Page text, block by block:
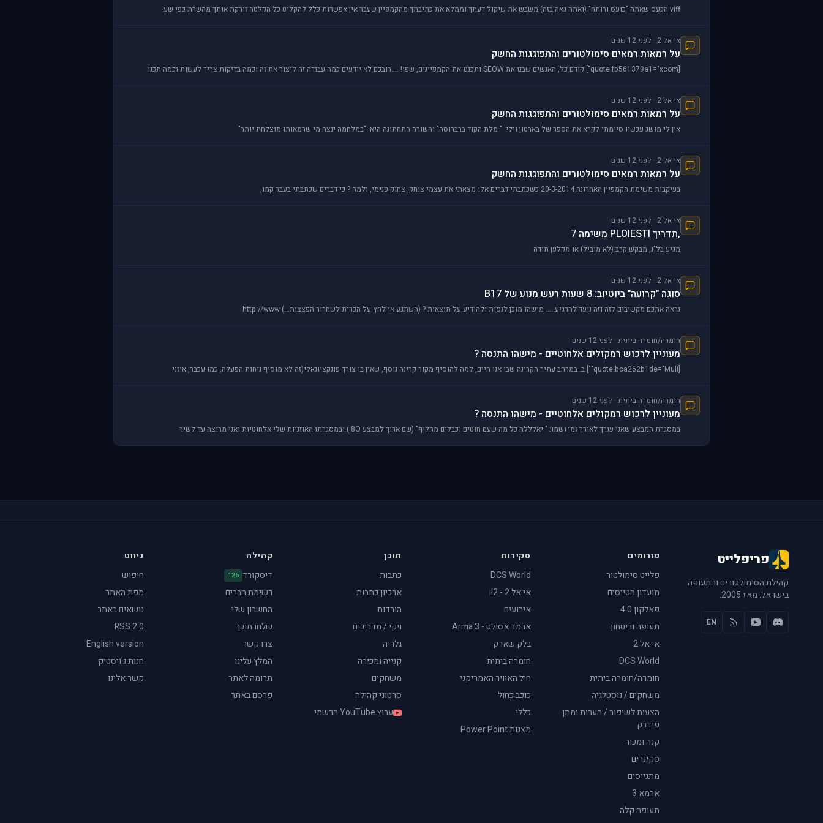
viff הכעס שאתה "כועס ורותח" (ואתה גאה בזה) משבש את שיקול דעתך וממלא את כתיבתך מהקמפיין שעבר אין אפשרות כלל להקליט כל הקלטה זורקת אותך מהשרת כפי שע
אי אל 2 · לפני 12 שנים
על רמאות רמאים סימולטורים והתפוגגות החשק
[quote:fb561379a1="xcom"] קודם כל, האנשים שבנו את SEOW ותכננו את הקמפיינים, שפו! ....רובכם לא יודעים כמה עבודה זה ליצור את זה וכמה בדיקות צריך לעשות וכמה תכנו
אי אל 2 · לפני 12 שנים
על רמאות רמאים סימולטורים והתפוגגות החשק
אין לי מושג עכשיו סיימתי לקרא את הספר של בארטון וילי: " מלת הקוד ברברוסה" והשורה התחתונה היא: "במלחמה ינצח מי שרמאותו מוצלחת יותר"
אי אל 2 · לפני 12 שנים
על רמאות רמאים סימולטורים והתפוגגות החשק
בעיקבות משימת הקמפיין האחרונה 20-3-2014 כשכתבתי דברים אלו מצאתי את עצמי צוחק, צחוק פנימי, ולמה ? כי דברים שכתבתי בעבר קמו,
אי אל 2 · לפני 12 שנים
,תדריך PLOIESTI משימה 7
מגיע בל"נ, מבקש קרב (לא מוביל) או מקלען תודה
אי אל 2 · לפני 12 שנים
סוגה "קרועה" ביוטיוב: 8 שעות רעש מנוע של B17
נראה אתכם מקשיבים לזה וזה נועד להרגיע..... מישהו מוכן לנסות ולהודיע על תוצאות ? (השתגע או לחץ על הכרית לשחרור הפצצות...) http://www
חומרה/חומרה ביתית · לפני 12 שנים
מעוניין לרכוש רמקולים אלחוטיים - מישהו התנסה ?
[quote:bca262b1de="Muli""] ב. במרחב עתיר הקרינה שבו אנו חיים, למה להוסיף מקור קרינה נוסף, שאין בו צורך פונקציונאלי(זה לא מוסיף נוחות הפעלה, כמו עכבר, אוזני
חומרה/חומרה ביתית · לפני 12 שנים
מעוניין לרכוש רמקולים אלחוטיים - מישהו התנסה ?
במסגרת המבצע שאני עורך לאורך זמן ושמו: " יאלללה כל מה שעם חוטים וכבלים מחליף" (שם ארוך למבצע 8O ) ובמסגרתו האוזניות שלי אלחוטיות ואני מרוצה עד לשיר
פריפלייט
קהילת הסימולטורים והתעופה
בישראל. מאז 2005.
EN
פורומים
פלייט סימולטור
מועדון הטייסים
פאלקון 4.0
תעופה וביטחון
אי אל 2
DCS World
חומרה/חומרה ביתית
משחקים / נוסטלגיה
הצעות לשיפור / הערות ומתן
פידבק
קנה ומכור
סקינרים
מתגייסים
ארמא 3
תעופה קלה
סקירות
DCS World
אי אל 2 - il2
אירועים
ארמד אסולט - Arma 3
בלק שארק
חומרה ביתית
חיל האוויר האמריקני
כוכב כחול
כללי
מצגות Power Point
תוכן
כתבות
ארכיון כתבות
הורדות
ויקי / מדריכים
גלריה
קנייה ומכירה
משחקים
סרטוני קהילה
ערוץ YouTube הרשמי
קהילה
דיסקורד 126
רשימת חברים
החשבון שלי
שלחו תוכן
צרו קשר
המלץ עלינו
תרומה לאתר
פרסם באתר
ניווט
חיפוש
מפת האתר
נושאים באתר
RSS 2.0
English version
חנות ג'ויסטיק
קשר אלינו